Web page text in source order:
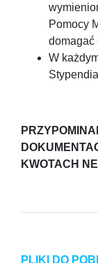
Pomocy
domagać
W
KWOTACH
PLIKI DO